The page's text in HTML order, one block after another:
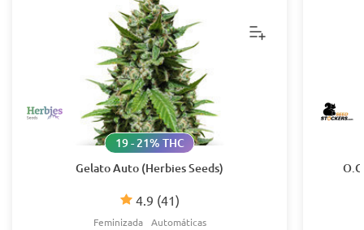
Gelato Auto (Herbies Seeds)
4.9 (41)
19 - 21% THC
Feminizada Automáticas